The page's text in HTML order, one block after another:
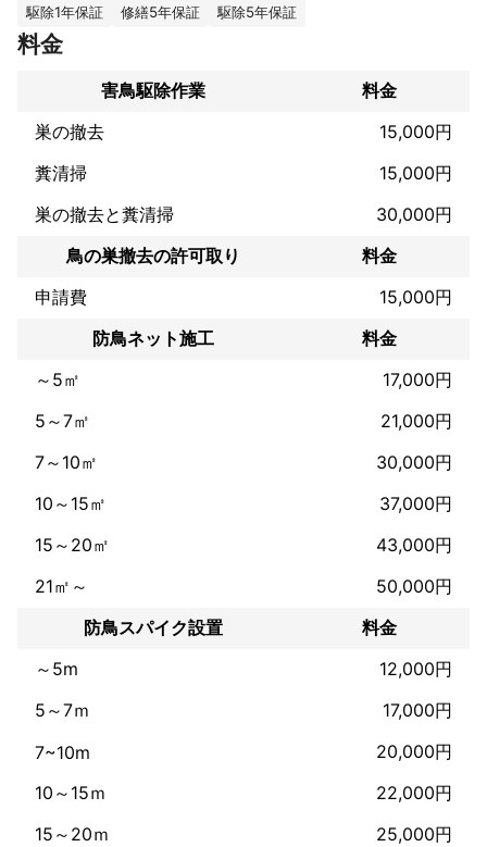
他社が「足場必須」とする現場でも、弊社はまず**「ハシゴ（7m
未満）」での作業**を検討します。身軽な技術力でカバーするこ
未満に抑える工夫をします。「工事料金を吹っ掛ける」ようなこ
​② 「高そう」な材料ではなく、「本当に丈夫」な材料を厳選
見栄えだけで値段が高い材料は使いません。プロの目で選んだ**
「安価でも、雨風や紫外線に強い（耐候性に優れた）高耐久材
料」**を使用します。
材料費のマージンでお金をいただくのではなく、確かな「対策技
術」で勝負しています。
​【こんな方におすすめです】
​「足場を組まないと無理」と断られた方
​ハト、カラス、ムクドリ等の追い出し・侵入防止
​フン清掃、消毒、除菌
は一切妥協しません。
​【メッセージ】
害鳥対策で大事なのは「高いお金をかけること」ではなく「鳥の
習性を理解して、的確な場所を塞ぐこと」です。
予算内で最大限の効果を出すプランをご提案します。まずは現地
調査で、他社との違いを実感してください。
これまでの実績
いておりますのでもし不安だなぁと感じた方はぜひそちらをご覧
ければ少しでも悪徳業者を減らして適正な対策ができるかと思い
駆除1年保証
修繕5年保証 駆除5年保証
料金
害鳥駆除作業
料金
巣の撤去
15,000円
糞清掃
15,000円
巣の撤去と糞清掃
30,000円
鳥の巣撤去の許可取り
料金
申請費
15,000円
防鳥ネット施工
料金
～5㎡
17,000円
5～7㎡
21,000円
7～10㎡
30,000円
10～15㎡
37,000円
15～20㎡
43,000円
21㎡～
50,000円
防鳥スパイク設置
料金
～5m
12,000円
5～7ｍ
17,000円
7~10m
20,000円
10～15ｍ
22,000円
15～20ｍ
25,000円